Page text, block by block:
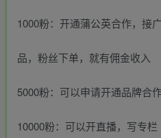
1000粉：开通蒲公英合作，接
品，粉丝下单，就有佣金收入
5000粉：可以申请开通品牌合
10000粉：可以开直播，写专栏